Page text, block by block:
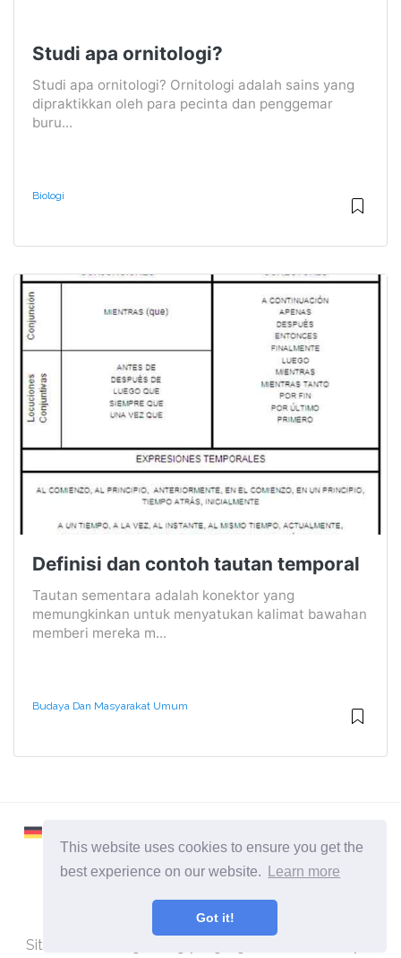
This website uses cookies to ensure you get the
best experience on our website.
Learn more
Got it!
Studi apa ornitologi?
Studi apa ornitologi? Ornitologi adalah sains yang
dipraktikkan oleh para pecinta dan penggemar
buru...
Biologi
Definisi dan contoh tautan temporal
Tautan sementara adalah konektor yang
memungkinkan untuk menyatukan kalimat bawahan
memberi mereka m...
Budaya Dan Masyarakat Umum
2026 ©Learnaboutworld
Semua Kategori
Situs untuk orang-orang yang ingin tahu lebih banyak